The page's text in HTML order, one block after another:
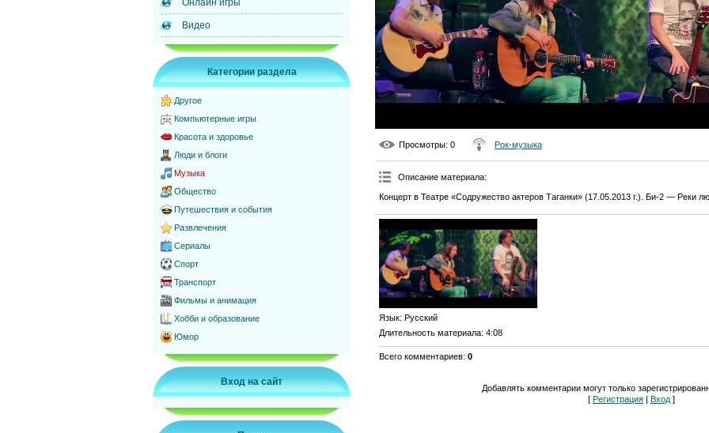
Онлайн игры
Видео
Категории раздела
Другое
Компьютерные игры
Красота и здоровье
Люди и блоги
Музыка
Общество
Путешествия и события
Развлечения
Сериалы
Спорт
Транспорт
Фильмы и анимация
Хобби и образование
Юмор
Вход на сайт
Просмотры: 0 Рок-музыка
Описание материала:
Концерт в Театре «Содружество актеров Таганки» (17.05.2013 г.). Би-2 — Реки
Язык: Русский
Длительность материала: 4:08
Всего комментариев: 0
Добавлять комментарии могут только
[ Регистрация | Вход ]